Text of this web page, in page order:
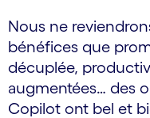
Nous ne
bénéfices que
décuplée,
augmentées… des
Copilot ont bel et